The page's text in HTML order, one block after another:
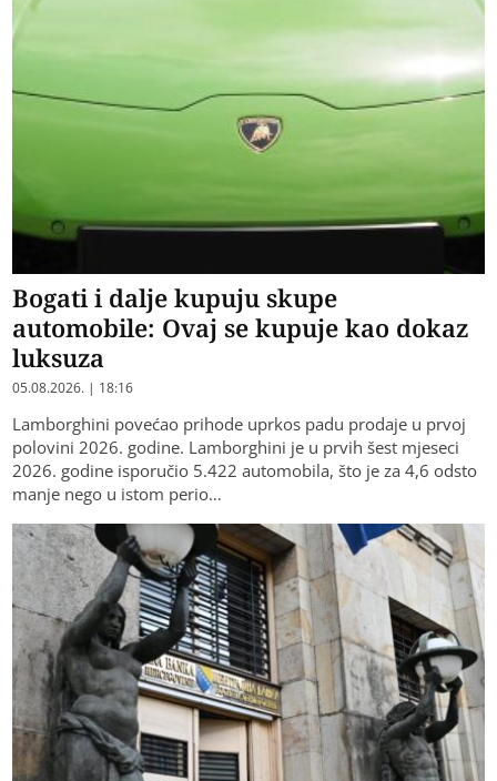
Bogati i dalje kupuju skupe
automobile: Ovaj se kupuje kao dokaz
luksuza
05.08.2026. | 18:16
Lamborghini povećao prihode uprkos padu prodaje u prvoj
polovini 2026. godine. Lamborghini je u prvih šest mjeseci
2026. godine isporučio 5.422 automobila, što je za 4,6 odsto
manje nego u istom perio…